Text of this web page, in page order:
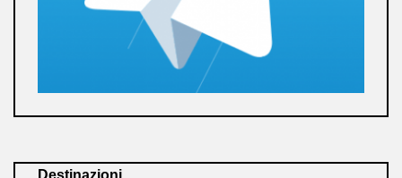
Destinazioni